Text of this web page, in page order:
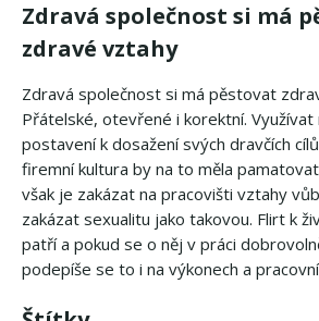
Zdravá společnost si má
zdravé vztahy
Zdravá společnost si má pěstovat
Přátelské, otevřené i korektní. Využívat
postavení k dosažení svých dravčích
firemní kultura by na to měla
však je zakázat na pracovišti vztahy
zakázat sexualitu jako takovou. Flirt k
patří a pokud se o něj v práci
podepíše se to i na výkonech a